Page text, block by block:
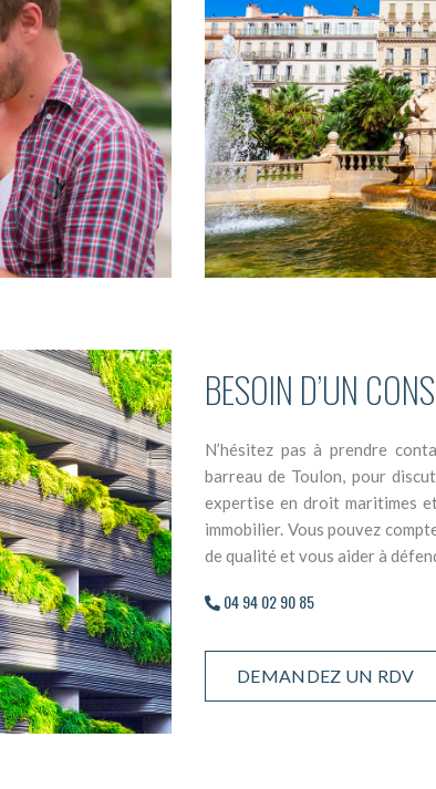
BESOIN D’UN
N’hésitez pas à prendre
barreau de Toulon, pour
expertise en droit maritimes
immobilier. Vous pouvez
de qualité et vous aider à
04 94 02 90 85
DEMANDEZ UN RDV